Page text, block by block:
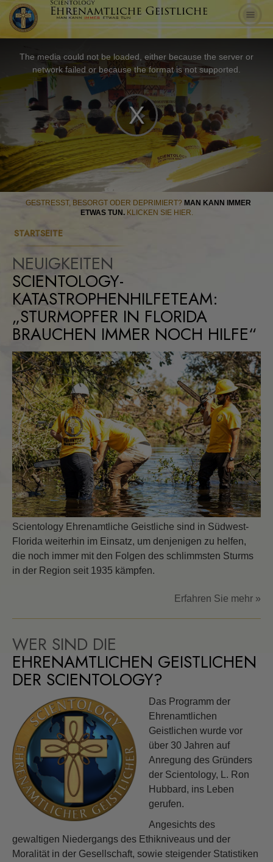
Play
Video
The media could not be loaded, either because the server or
network failed or because the format is not supported.
GESTRESST, BESORGT ODER DEPRIMIERT? MAN KANN IMMER
ETWAS TUN.KLICKEN SIE HIER.
STARTSEITE
NEUIGKEITEN
SCIENTOLOGY-
KATASTROPHENHILFETEAM:
„STURMOPFER IN FLORIDA
BRAUCHEN IMMER NOCH HILFE“
Scientology Ehrenamtliche Geistliche sind in Südwest-
Florida weiterhin im Einsatz, um denjenigen zu helfen,
die noch immer mit den Folgen des schlimmsten Sturms
in der Region seit 1935 kämpfen.
Erfahren Sie mehr »
WER SIND DIE
EHRENAMTLICHEN GEISTLICHEN
DER SCIENTOLOGY?
Das Programm der
Ehrenamtlichen
Geistlichen wurde vor
über 30 Jahren auf
Anregung des Gründers
der Scientology, L. Ron
Hubbard, ins Leben
gerufen.
Angesichts des
gewaltigen Niedergangs des Ethikniveaus und der
Moralität in der Gesellschaft, sowie steigender Statistiken